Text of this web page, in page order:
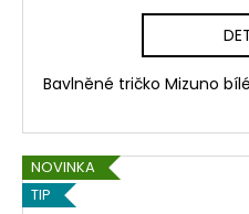
Bavlněné tričko Mizuno
NOVINKA
TIP